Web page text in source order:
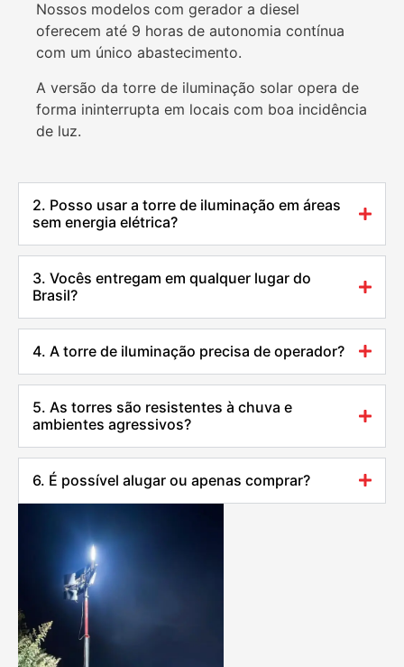
Nossos modelos com gerador a diesel
oferecem até 9 horas de autonomia contínua
com um único abastecimento.
A versão da torre de iluminação solar opera de
forma ininterrupta em locais com boa incidência
de luz.
2. Posso usar a torre de iluminação em áreas
sem energia elétrica?
3. Vocês entregam em qualquer lugar do
Brasil?
4. A torre de iluminação precisa de operador?
5. As torres são resistentes à chuva e
ambientes agressivos?
6. É possível alugar ou apenas comprar?